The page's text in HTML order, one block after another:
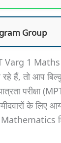
Group
Varg 1
रहे हैं, तो आप
परीक्षा
के लिए